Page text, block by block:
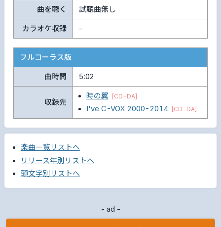
曲を聴く 試聴曲無し
カラオケ収録 -
フルコーラス版
曲時間 5:02
収録先
時の翼 [CD-DA]
I've C-VOX 2000-2014 [CD-DA]
楽曲一覧リストへ
リリース年別リストへ
頭文字別リストへ
- ad -